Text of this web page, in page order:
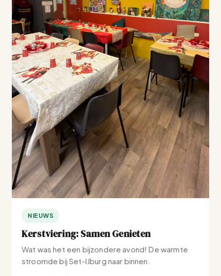
NIEUWS
Kerstviering: Samen Genieten
Wat was het een bijzondere avond! De warmte
stroomde bij Set-IJburg naar binnen.